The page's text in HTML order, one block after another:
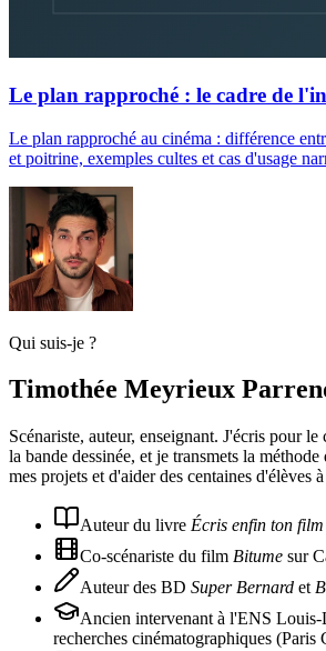
Le plan rapproché : le cadre de
Le plan rapproché au cinéma : différence
et poitrine, exemples cultes et cas d'usage
Qui suis-je ?
Timothée Meyrieux
Scénariste, auteur, enseignant. J'écris pour
la bande dessinée, et je transmets la
mes projets et d'aider des centaines d'élèves
Auteur du livre Écris enfin ton film
Co-scénariste du film Bitume sur
Auteur des BD Super Bernard et
Ancien intervenant à l'ENS Louis-
recherches cinématographiques (Paris